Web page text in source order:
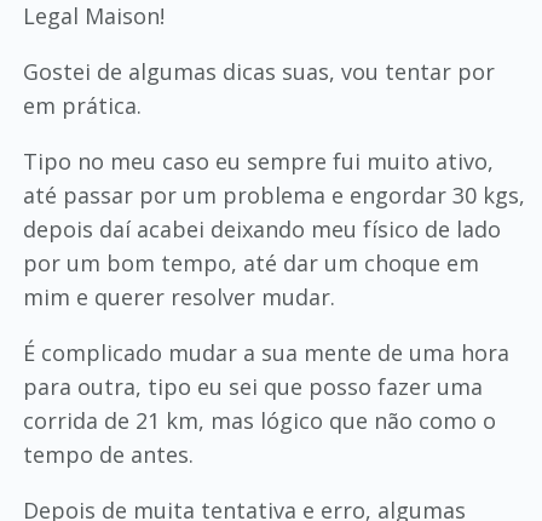
Legal Maison!
Gostei de algumas dicas suas, vou tentar por
em prática.
Tipo no meu caso eu sempre fui muito ativo,
até passar por um problema e engordar 30 kgs,
depois daí acabei deixando meu físico de lado
por um bom tempo, até dar um choque em
mim e querer resolver mudar.
É complicado mudar a sua mente de uma hora
para outra, tipo eu sei que posso fazer uma
corrida de 21 km, mas lógico que não como o
tempo de antes.
Depois de muita tentativa e erro, algumas